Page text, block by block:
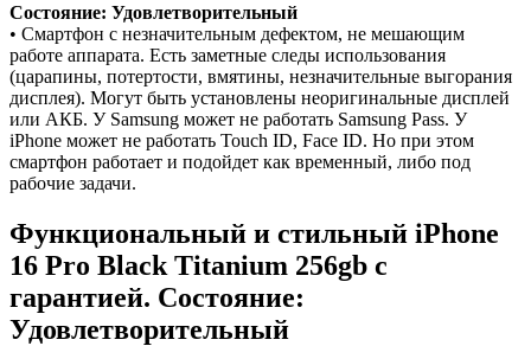
Состояние: Удовлетворительный
• Смартфон с незначительным дефектом, не мешающим
работе аппарата. Есть заметные следы использования
(царапины, потертости, вмятины, незначительные выгорания
дисплея). Могут быть установлены неоригинальные дисплей
или АКБ. У Samsung может не работать Samsung Pass. У
iPhone может не работать Touch ID, Face ID. Но при этом
смартфон работает и подойдет как временный, либо под
рабочие задачи.
Функциональный и стильный iPhone
16 Pro Black Titanium 256gb с
гарантией. Состояние:
Удовлетворительный